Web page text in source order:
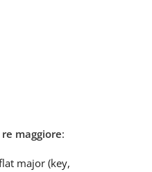
re maggiore:
major (key,